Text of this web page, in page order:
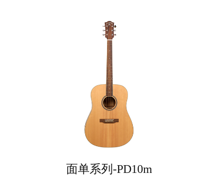
面单系列-PD10m